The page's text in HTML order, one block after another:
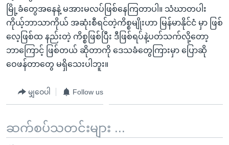
မြို့ခံတွေအနေနဲ့ မအားမလပ်ဖြစ်နေကြတာပါ။ သံဃာတပါး
ကိုယ့်ဘာသာကိုယ် အဆုံးစီရင်တဲ့ကိစ္စမျိုးဟာ မြန်မာနိုင်ငံ မှာ ဖြစ်
လေ့ဖြစ်ထ နည်းတဲ့ ကိစ္စဖြစ်ပြီး ဒီဖြစ်ရပ်နဲ့ပတ်သက်လို့တော့
ဘာကြောင့် ဖြစ်တယ် ဆိုတာကို ဒေသခံတွေကြားမှာ ပြောဆို
ဝေဖန်တာတွေ မရှိသေးပါဘူး။
မျှဝေပါ Follow us
ဆက်စပ်သတင်းများ ...